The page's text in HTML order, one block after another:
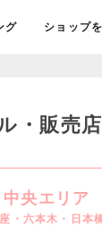
グ ショップ
・販売
中央エリア
座・六本木・日本